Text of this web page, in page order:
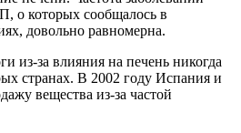
о которых сообщалось в
довольно равномерна.
из-за влияния на печень никогда
странах. В 2002 году Испания и
вещества из-за частой